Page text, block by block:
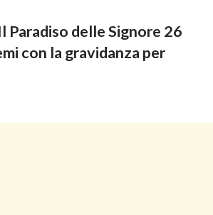
Paradiso delle Signore 26
con la gravidanza per